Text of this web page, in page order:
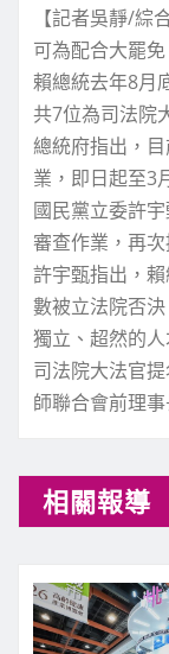
【記者吳靜/
可為配合大罷
賴總統去年8月
共7位為司法院
總統府指出，
業，即日起至3
國民黨立委許
審查作業，再
許宇甄指出，
數被立法院否
獨立、超然的
司法院大法官
師聯合會前理事
相關報導